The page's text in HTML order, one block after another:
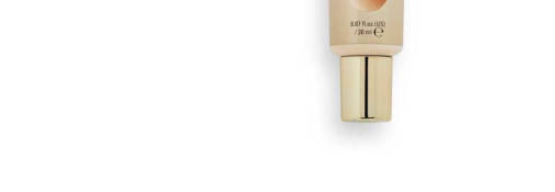
CREARE UN ACCOUNT